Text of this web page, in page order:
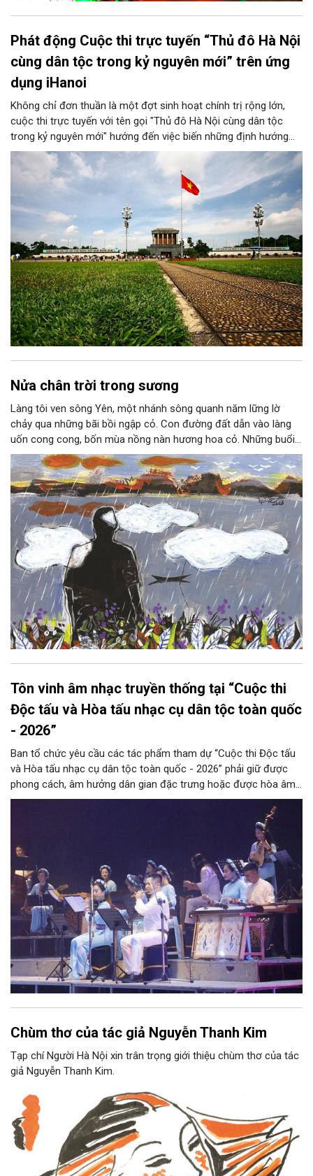
Phát động Cuộc thi trực tuyến “Thủ đô Hà Nội
cùng dân tộc trong kỷ nguyên mới” trên ứng
dụng iHanoi
Không chỉ đơn thuần là một đợt sinh hoạt chính trị rộng lớn,
cuộc thi trực tuyến với tên gọi "Thủ đô Hà Nội cùng dân tộc
trong kỷ nguyên mới" hướng đến việc biến những định hướng
chiến lược trong Nghị quyết số 02-NQ/TW của Bộ Chính trị
thành niềm tin, thành nhận thức chung của mỗi người dân.
Nửa chân trời trong sương
Làng tôi ven sông Yên, một nhánh sông quanh năm lững lờ
chảy qua những bãi bồi ngập cỏ. Con đường đất dẫn vào làng
uốn cong cong, bốn mùa nồng nàn hương hoa cỏ. Những buổi
hoàng hôn, khi nắng đã dịu xuống phía cuối sông, đám hoa tím
lại thẫm màu như có ai vừa rắc lên một lớp khói.
Tôn vinh âm nhạc truyền thống tại “Cuộc thi
Độc tấu và Hòa tấu nhạc cụ dân tộc toàn quốc
- 2026”
Ban tổ chức yêu cầu các tác phẩm tham dự “Cuộc thi Độc tấu
và Hòa tấu nhạc cụ dân tộc toàn quốc - 2026” phải giữ được
phong cách, âm hưởng dân gian đặc trưng hoặc được hòa âm,
phối khí mới trên nền tảng làn điệu âm nhạc truyền thống Việt
Nam, đồng thời phải được trình diễn trực tiếp bằng nhạc cụ dân
Chùm thơ của tác giả Nguyễn Thanh Kim
Tạp chí Người Hà Nội xin trân trọng giới thiệu chùm thơ của tác
giả Nguyễn Thanh Kim.